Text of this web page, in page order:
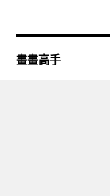
畫畫高手